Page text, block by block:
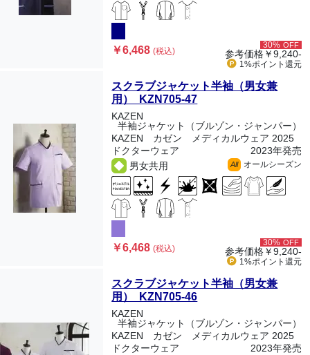
￥6,468(税込)
30% OFF
参考価格￥9,240-
1%ポイント 還元
スクラブジャケット半袖（男女兼
用） KZN705-47
KAZEN
半袖ジャケット（ブルゾン・ジャンパー）
KAZEN カゼン メディカルウェア 2025
ドクターウェア
2023年発売
男女共用
All オールシーズン
￥6,468(税込)
30% OFF
参考価格￥9,240-
1%ポイント 還元
スクラブジャケット半袖（男女兼
用） KZN705-46
KAZEN
半袖ジャケット（ブルゾン・ジャンパー）
KAZEN カゼン メディカルウェア 2025
ドクターウェア
2023年発売